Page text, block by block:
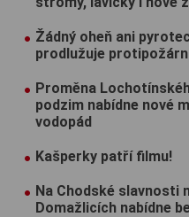
Žádný oheň ani
prodlužuje
Proměna
podzim nabídne nové
vodopád
Kašperky patří filmu!
Na Chodské slavnosti
Domažlicích nabídne